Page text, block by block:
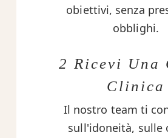
obiettivi, senza
obblighi.
2 Ricevi Una
Clinica
Il nostro team ti
sull'idoneità, sulle